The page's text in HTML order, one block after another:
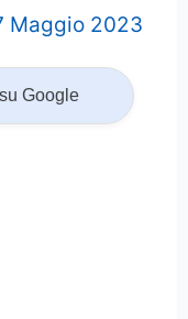
Maggio 2023
Google